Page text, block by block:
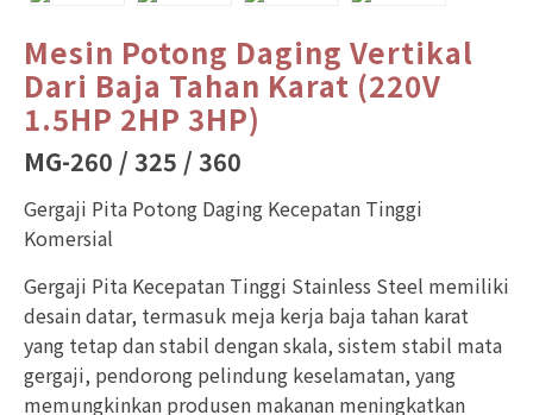
Mesin Potong Daging Vertikal
Dari Baja Tahan Karat (220V
1.5HP 2HP 3HP)
MG-260 / 325 / 360
Gergaji Pita Potong Daging Kecepatan Tinggi
Komersial
Gergaji Pita Kecepatan Tinggi Stainless Steel memiliki
desain datar, termasuk meja kerja baja tahan karat
yang tetap dan stabil dengan skala, sistem stabil mata
gergaji, pendorong pelindung keselamatan, yang
memungkinkan produsen makanan meningkatkan